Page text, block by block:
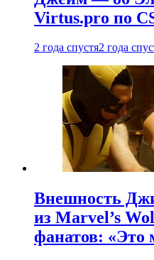
Virtus.pro по
2 года спустя2 года
Внешность
из Marvel’s
фанатов: «Это